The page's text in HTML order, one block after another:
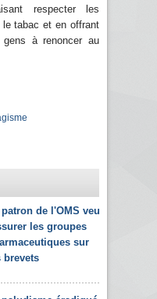
respecter les
tabac et en offrant
à renoncer au
de l'OMS veut
les groupes
sur
brevets